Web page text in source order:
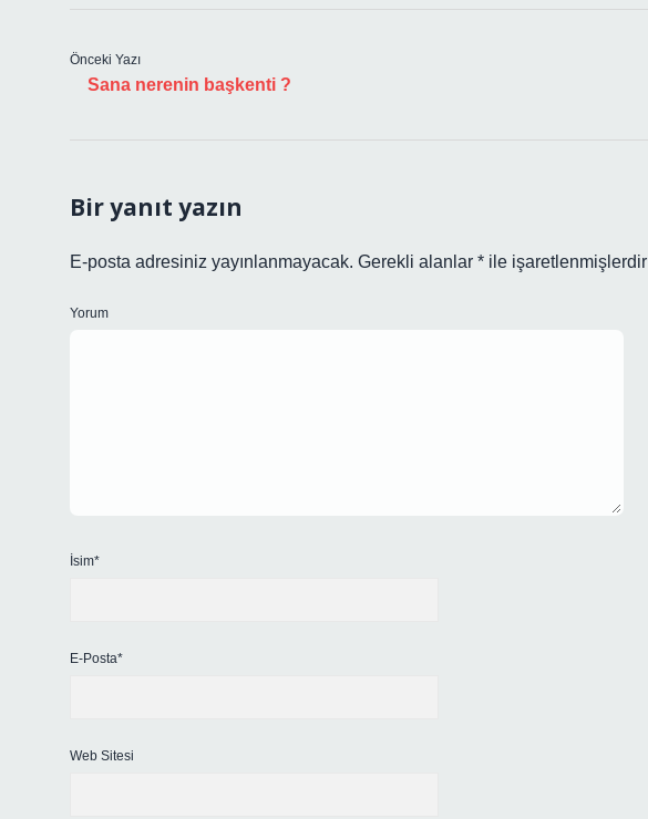
Önceki Yazı
Sana nerenin başkenti ?
Bir yanıt yazın
E-posta adresiniz yayınlanmayacak. Gerekli alanlar * ile işaretlenmişlerdir
Yorum
İsim*
E-Posta*
Web Sitesi